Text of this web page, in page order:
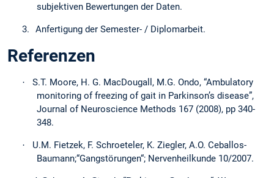
subjektiven Bewertungen der Daten.
3. Anfertigung der Semester- / Diplomarbeit.
Referenzen
·
S.T. Moore, H. G. MacDougall, M.G. Ondo, “Ambulatory
monitoring of freezing of gait in Parkinson’s disease”,
Journal of Neuroscience Methods 167 (2008), pp 340-
348.
·
U.M. Fietzek, F. Schroeteler, K. Ziegler, A.O. Ceballos-
Baumann;“Gangstörungen“; Nervenheilkunde 10/2007.